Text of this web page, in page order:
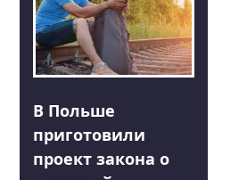
В Польше
приготовили
проект закона о